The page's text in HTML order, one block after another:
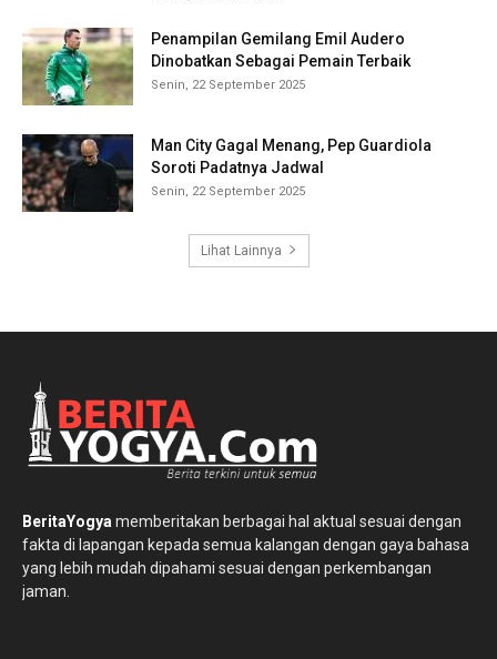
Penampilan Gemilang Emil Audero
Dinobatkan Sebagai Pemain Terbaik
Senin, 22 September 2025
Man City Gagal Menang, Pep Guardiola
Soroti Padatnya Jadwal
Senin, 22 September 2025
Lihat Lainnya
BeritaYogya memberitakan berbagai hal aktual sesuai dengan
fakta di lapangan kepada semua kalangan dengan gaya bahasa
yang lebih mudah dipahami sesuai dengan perkembangan
jaman.